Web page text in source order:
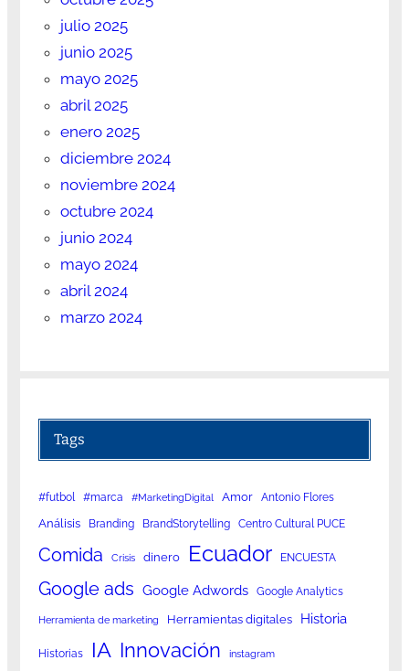
julio 2025
junio 2025
mayo 2025
abril 2025
enero 2025
diciembre 2024
noviembre 2024
octubre 2024
junio 2024
mayo 2024
abril 2024
marzo 2024
Tags
#futbol #marca #MarketingDigital Amor Antonio Flores
Análisis Branding BrandStorytelling Centro Cultural PUCE
Comida Crisis dinero Ecuador ENCUESTA
Google ads Google Adwords Google Analytics
Herramienta de marketing Herramientas digitales Historia
Historias IA Innovación instagram